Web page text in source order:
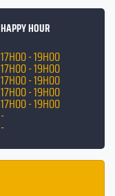
HAPPY HOUR
17H00 - 19H00
17H00 - 19H00
17H00 - 19H00
17H00 - 19H00
17H00 - 19H00
-
-